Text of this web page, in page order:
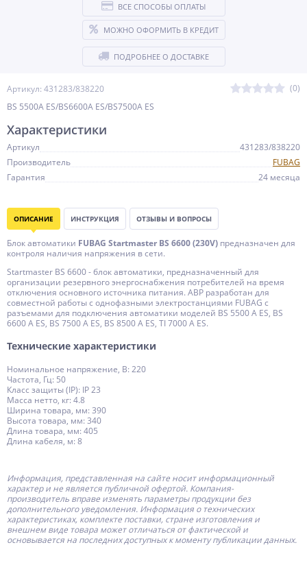
Артикул: 431283/838220
(0)
BS 5500A ES/BS6600A ES/BS7500A ES
ВСЕ СПОСОБЫ ОПЛАТЫ
МОЖНО ОФОРМИТЬ В КРЕДИТ
ПОДРОБНЕЕ О ДОСТАВКЕ
Характеристики
Артикул
431283/838220
Производитель
FUBAG
Гарантия
24 месяца
ОПИСАНИЕ ИНСТРУКЦИЯ ОТЗЫВЫ И ВОПРОСЫ
Блок автоматики FUBAG Startmaster BS 6600 (230V) предназначен для
контроля наличия напряжения в сети.
Startmaster BS 6600 - блок автоматики, предназначенный для
организации резервного энергоснабжения потребителей на время
отключения основного источника питания. АВР разработан для
совместной работы с однофазными электростанциями FUBAG с
разъемами для подключения автоматики моделей BS 5500 A ES, BS
6600 A ES, BS 7500 A ES, BS 8500 A ES, TI 7000 A ES.
Технические характеристики
Номинальное напряжение, В: 220
Частота, Гц: 50
Класс защиты (IP): IP 23
Масса нетто, кг: 4.8
Ширина товара, мм: 390
Высота товара, мм: 340
Длина товара, мм: 405
Длина кабеля, м: 8
Информация, представленная на сайте носит информационный
характер и не является публичной офертой. Компания-
производитель вправе изменять параметры продукции без
дополнительного уведомления. Информация о технических
характеристиках, комплекте поставки, стране изготовления и
внешнем виде товара может отличаться от фактической и
основывается на последних доступных к моменту публикации данных.